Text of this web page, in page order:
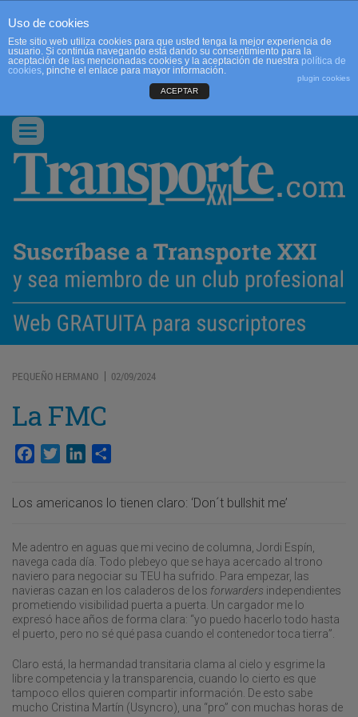
CONTACTO
Conmutar
navegación
PEQUEÑO HERMANO | 02/09/2024
La FMC
Facebook
TwitterLinkedIn
Los americanos lo tienen claro: ‘Don´t bullshit me’
Me adentro en aguas que mi vecino de columna, Jordi Espín,
navega cada día. Todo plebeyo que se haya acercado al trono
naviero para negociar su TEU ha sufrido. Para empezar, las
navieras cazan en los caladeros de los forwarders independientes
prometiendo visibilidad puerta a puerta. Un cargador me lo
expresó hace años de forma clara: “yo puedo hacerlo todo hasta
el puerto, pero no sé qué pasa cuando el contenedor toca tierra”.
Claro está, la hermandad transitaria clama al cielo y esgrime la
libre competencia y la transparencia, cuando lo cierto es que
tampoco ellos quieren compartir información. De esto sabe
mucho Cristina Martín (Usyncro), una “pro” con muchas horas de
Uso de cookies
Este sitio web utiliza cookies para que usted tenga la mejor experiencia de
usuario. Si continúa navegando está dando su consentimiento para la
aceptación de las mencionadas cookies y la aceptación de nuestra política de
cookies, pinche el enlace para mayor información.
plugin cookies
ACEPTAR